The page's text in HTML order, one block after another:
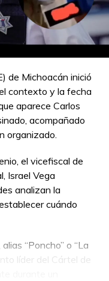
de Michoacán inició
contexto y la fecha
aparece Carlos
acompañado
organizado.
el vicefiscal de
Israel Vega
analizan la
cuándo
“Poncho” o “La
líder del Cártel de